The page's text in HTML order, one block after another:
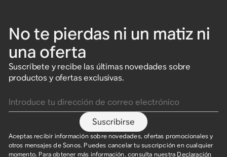
No te pierdas ni un matiz ni
una oferta
Suscríbete y recibe las últimas novedades sobre
productos y ofertas exclusivas.
Suscribirse
Aceptas recibir información sobre novedades, ofertas promocionales y
otros mensajes de Sonos. Puedes cancelar tu suscripción en cualquier
momento. Para obtener más información, consulta nuestra Declaración